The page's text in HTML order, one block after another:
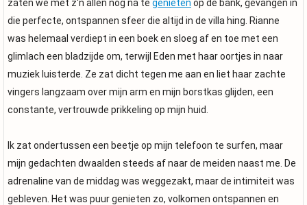
zaten we met z'n allen nog na te genieten op de bank, gevangen in
die perfecte, ontspannen sfeer die altijd in de villa hing. Rianne
was helemaal verdiept in een boek en sloeg af en toe met een
glimlach een bladzijde om, terwijl Eden met haar oortjes in naar
muziek luisterde. Ze zat dicht tegen me aan en liet haar zachte
vingers langzaam over mijn arm en mijn borstkas glijden, een
constante, vertrouwde prikkeling op mijn huid.
Ik zat ondertussen een beetje op mijn telefoon te surfen, maar
mijn gedachten dwaalden steeds af naar de meiden naast me. De
adrenaline van de middag was weggezakt, maar de intimiteit was
gebleven. Het was puur genieten zo, volkomen ontspannen en